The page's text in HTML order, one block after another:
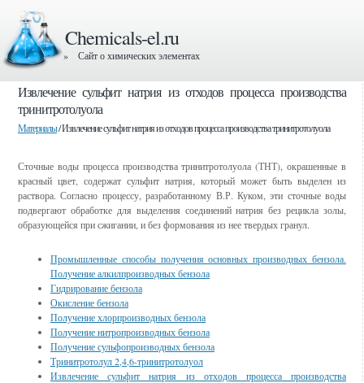
Chemicals-el.ru
» Сайт о химических элементах
Извлечение сульфит натрия из отходов процесса производства
тринитротолуола
Материалы/ Извлечение сульфит натрия из отходов процесса производства тринитротолуола
Сточные воды процесса производства тринитротолуола (ТНТ), окрашенные в
красный цвет, содержат сульфит натрия, который может быть выделен из
раствора. Согласно процессу, разработанному В.Р. Куком, эти сточные воды
подвергают обработке для выделения соединений натрия без рецикла золы,
образующейся при сжигании, и без формования из нее твердых гранул.
Промышленные способы получения основных производных бензола.
Получение алкилпроизводных бензола
Гидрирование бензола
Окисление бензола
Получение хлорпроизводных бензола
Получение нитропроизводных бензола
Получение сульфопроизводных бензола
Тринитротолул 2,4,6-тринитротолуол
Извлечение сульфит натрия из отходов процесса производства